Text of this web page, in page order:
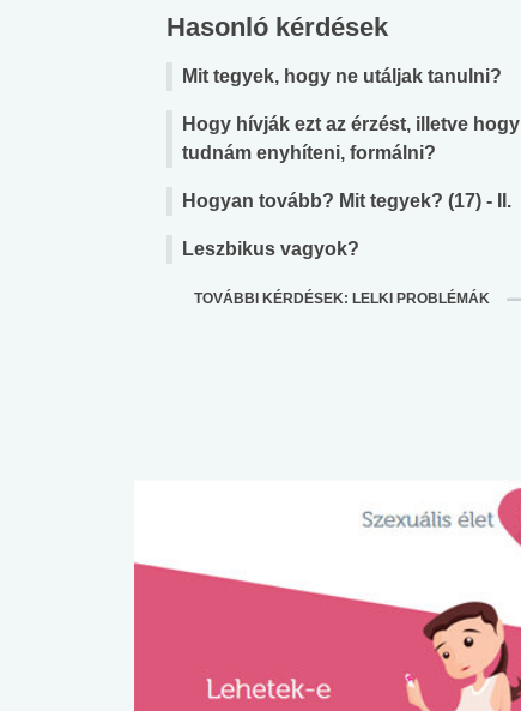
Hasonló kérdések
Mit tegyek, hogy ne utáljak tanulni?
Hogy hívják ezt az érzést, illetve hogy
tudnám enyhíteni, formálni?
Hogyan tovább? Mit tegyek? (17) - II.
Leszbikus vagyok?
TOVÁBBI KÉRDÉSEK: LELKI PROBLÉMÁK